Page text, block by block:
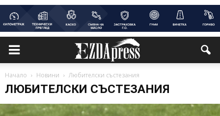
Начало Новини Любителски състезания
ЛЮБИТЕЛСКИ СЪСТЕЗАНИЯ